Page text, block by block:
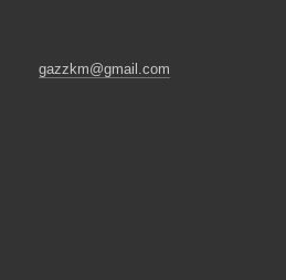
gazzkm@gmail.com